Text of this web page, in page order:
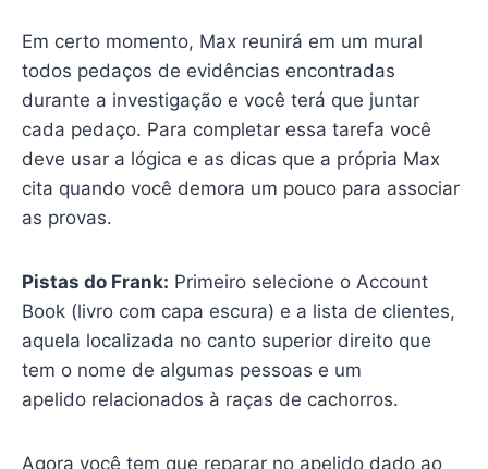
Em certo momento, Max reunirá em um mural
todos pedaços de evidências encontradas
durante a investigação e você terá que juntar
cada pedaço. Para completar essa tarefa você
deve usar a lógica e as dicas que a própria Max
cita quando você demora um pouco para associar
as provas.
Pistas do Frank: Primeiro selecione o Account
Book (livro com capa escura) e a lista de clientes,
aquela localizada no canto superior direito que
tem o nome de algumas pessoas e um
apelido relacionados à raças de cachorros.
Agora você tem que reparar no apelido dado ao